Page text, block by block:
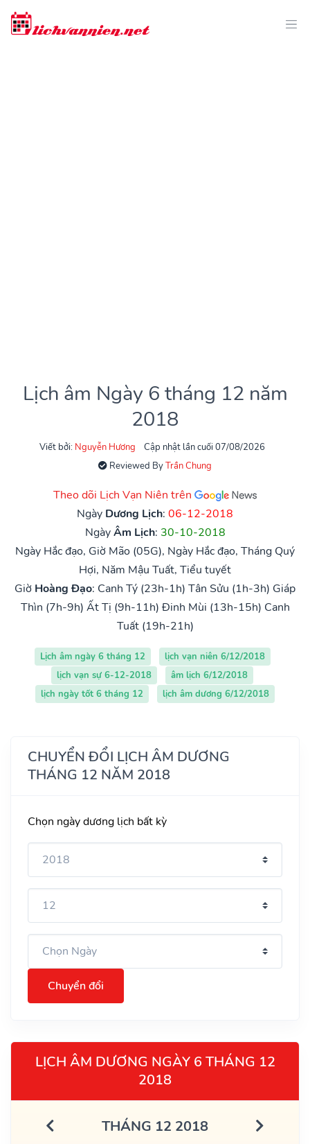
Lịch âm Ngày 6 tháng 12 năm
2018
Viết bởi: Nguyễn Hương
Cập nhật lần cuối 07/08/2026
Reviewed ByTrần Chung
Theo dõi Lịch Vạn Niên trên
Ngày Dương Lịch: 06-12-2018
NgàyÂm Lịch: 30-10-2018
Ngày Hắc đạo, Giờ Mão (05G), Ngày Hắc đạo, Tháng Quý
Hợi, Năm Mậu Tuất, Tiểu tuyết
Giờ Hoàng Đạo: Canh Tý (23h-1h) Tân Sửu (1h-3h) Giáp
Thìn (7h-9h) Ất Tị (9h-11h) Đinh Mùi (13h-15h) Canh
Tuất (19h-21h)
Lịch âm ngày 6 tháng 12
lịch vạn niên 6/12/2018
lịch vạn sự 6-12-2018
âm lịch 6/12/2018
lịch ngày tốt 6 tháng 12
lịch âm dương 6/12/2018
CHUYỂN ĐỔI LỊCH ÂM DƯƠNG
THÁNG 12 NĂM 2018
Chọn ngày dương lịch bất kỳ
Chuyển đổi
LỊCH ÂM DƯƠNG NGÀY 6 THÁNG 12
2018
THÁNG 12 2018